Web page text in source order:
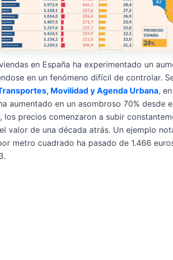
en España ha experimentado un
en un fenómeno difícil de controlar.
Movilidad y Agenda Urbana,
aumentado en un asombroso 70% desde
los precios comenzaron a subir
valor de una década atrás. Un ejemplo
metro cuadrado ha pasado de 1.466